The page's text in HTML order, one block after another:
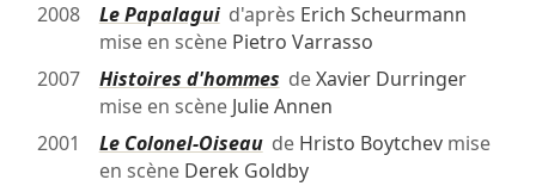
2008
Le Papalaguid'après Erich Scheurmann
mise en scène Pietro Varrasso
2007
Histoires d'hommes deXavier Durringer
mise en scène Julie Annen
2001
Le Colonel-Oiseaude Hristo Boytchevmise
en scène Derek Goldby